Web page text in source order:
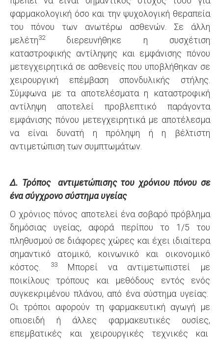
φαρμακολογική όσο και την ψυχολογική θεραπεία
του πόνου των ανωτέρω ασθενών. Σε άλλη
μελέτη32 διερευνήθηκε η συσχέτιση
καταστροφικής αντίληψης και εμφάνισης πόνου
μετεγχειρητικά σε ασθενείς που υποβλήθηκαν σε
χειρουργική επέμβαση σπονδυλικής στήλης.
Σύμφωνα με τα αποτελέσματα η καταστροφική
αντίληψη αποτελεί προβλεπτικό παράγοντα
εμφάνισης πόνου μετεγχειρητικά με αποτέλεσμα
να είναι δυνατή η πρόληψη ή η βέλτιστη
αντιμετώπιση των συμπτωμάτων.
Δ. Τρόπος αντιμετώπισης του χρόνιου πόνου σε
ένα σύγχρονο σύστημα υγείας
Ο χρόνιος πόνος αποτελεί ένα σοβαρό πρόβλημα
δημόσιας υγείας, αφορά περίπου το 1/5 του
πληθυσμού σε διάφορες χώρες και έχει ιδιαίτερα
σημαντικό ατομικό, κοινωνικό και οικονομικό
κόστος.
33Μπορεί να αντιμετωπιστεί με
ποικίλους τρόπους και μεθόδους εντός ενός
συγκεκριμένου πλάνου, από ένα σύστημα υγείας.
Οι τρόποι αφορούν τη φαρμακευτική αγωγή με
οπιοειδή ή άλλες φαρμακευτικές ουσίες,
επεμβατικές και χειρουργικές τεχνικές και